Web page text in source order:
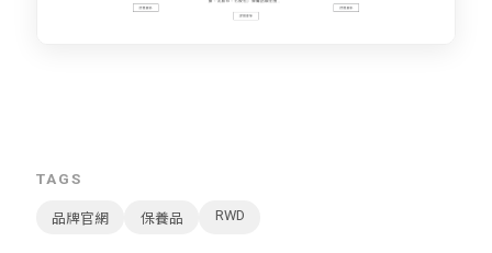
TAGS
品牌官網 保養品 RWD